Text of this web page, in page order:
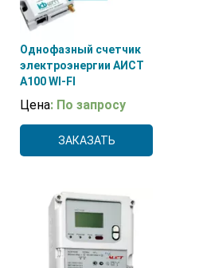
Однофазный счетчик
электроэнергии АИСТ
А100 WI-FI
Цена: По запросу
ЗАКАЗАТЬ